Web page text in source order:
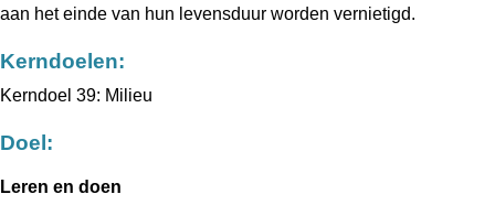
aan het einde van hun levensduur worden vernietigd.
Kerndoelen:
Kerndoel 39: Milieu
Doel:
Leren en doen